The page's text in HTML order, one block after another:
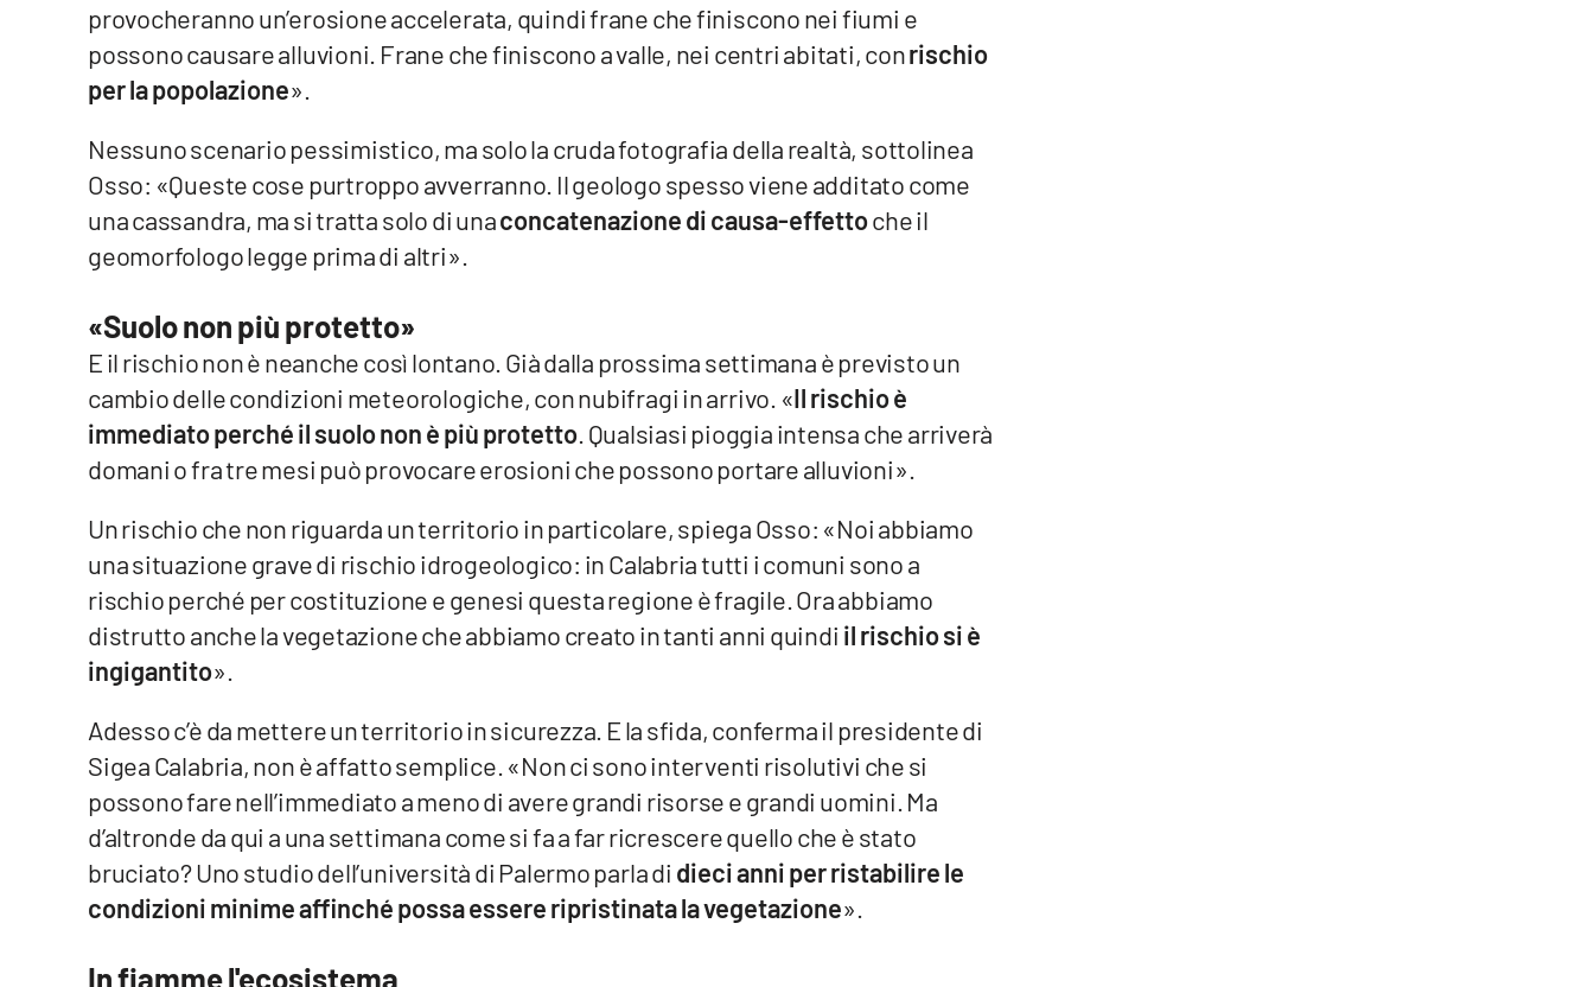
Catanzarochannel.it
Vai
Cookie policy
Note legali
provocheranno un’erosione accelerata, quindi frane che finiscono nei fiumi e
possono causare alluvioni. Frane che finiscono a valle, nei centri abitati, conrischio
per la popolazione».
Nessuno scenario pessimistico, ma solo la cruda fotografia della realtà, sottolinea
Osso: «Queste cose purtroppo avverranno. Il geologo spesso viene additato come
una cassandra, ma si tratta solo di unaconcatenazione di causa-effettoche il
geomorfologo legge prima di altri».
«Suolo non più protetto»
E il rischio non è neanche così lontano. Già dalla prossima settimana è previsto un
cambio delle condizioni meteorologiche, con nubifragi in arrivo. «Il rischio è
immediato perché il suolo non è più protetto . Qualsiasi pioggia intensa che arriverà
domani o fra tre mesi può provocare erosioni che possono portare alluvioni».
Un rischio che non riguarda un territorio in particolare, spiega Osso: «Noi abbiamo
una situazione grave di rischio idrogeologico: in Calabria tutti i comuni sono a
rischio perché per costituzione e genesi questa regione è fragile. Ora abbiamo
distrutto anche la vegetazione che abbiamo creato in tanti anni quindi il rischio si è
ingigantito».
Adesso c’è da mettere un territorio in sicurezza. E la sfida, conferma il presidente di
Sigea Calabria, non è affatto semplice. «Non ci sono interventi risolutivi che si
possono fare nell’immediato a meno di avere grandi risorse e grandi uomini. Ma
d’altronde da qui a una settimana come si fa a far ricrescere quello che è stato
bruciato? Uno studio dell’università di Palermo parla di dieci anni per ristabilire le
condizioni minime affinché possa essere ripristinata la vegetazione».
In fiamme l'ecosistema